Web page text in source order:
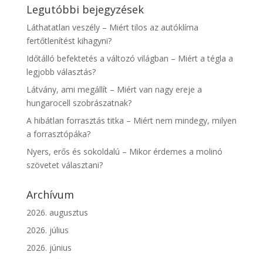
Legutóbbi bejegyzések
Láthatatlan veszély – Miért tilos az autóklíma
fertőtlenítést kihagyni?
Időtálló befektetés a változó világban – Miért a tégla a
legjobb választás?
Látvány, ami megállít – Miért van nagy ereje a
hungarocell szobrászatnak?
A hibátlan forrasztás titka – Miért nem mindegy, milyen
a forrasztópáka?
Nyers, erős és sokoldalú – Mikor érdemes a molinó
szövetet választani?
Archívum
2026. augusztus
2026. július
2026. június